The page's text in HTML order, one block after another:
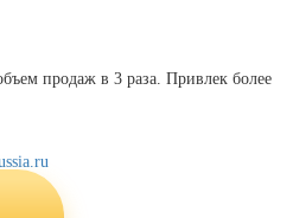
продаж в 3 раза. Привлек более